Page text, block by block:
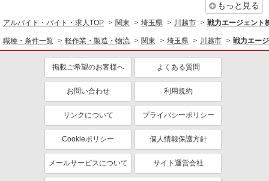
もっと見る
アルバイト・バイト・求人TOP 関東 埼玉県 川越市 戦力エージェント
職種・条件一覧 軽作業・製造・物流 関東 埼玉県 川越市 戦力エー
掲載ご希望のお客様へ よくある質問
お問い合わせ 利用規約
リンクについて プライバシーポリシー
Cookieポリシー 個人情報保護方針
メールサービスについて サイト運営会社